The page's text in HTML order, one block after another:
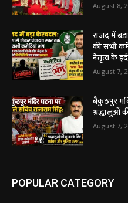
August 8,
राजद में
की सभी
नेतृत्व के
August 7,
बैकुंठपुर
श्रद्धालुओं
August 7,
POPULAR CATEGORY